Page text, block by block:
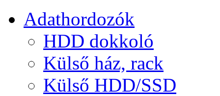
Adathordozók
HDD dokkoló
Külső ház, rack
Külső HDD/SSD